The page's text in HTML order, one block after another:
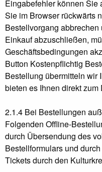
Eingabefehler können Sie
Sie im Browser rückwärts
Bestellvorgang
Einkauf abzuschließen,
Geschäftsbedingungen
Button Kostenpflichtig
Bestellung übermitteln wir
bieten es Ihnen direkt zum
2.1.4 Bei Bestellungen
Folgenden Offline-
durch Übersendung des
Bestellformulars und
Tickets durch den